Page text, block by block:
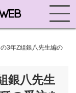
3年Z組銀八先生編の
銀八先生